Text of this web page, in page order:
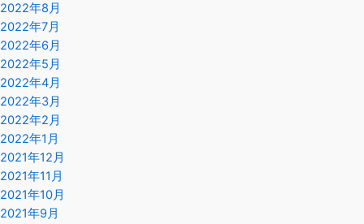
2022年8月
2022年7月
2022年6月
2022年5月
2022年4月
2022年3月
2022年2月
2022年1月
2021年12月
2021年11月
2021年10月
2021年9月